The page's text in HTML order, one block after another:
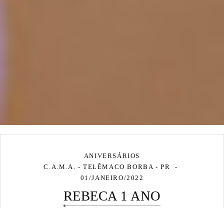
ANIVERSÁRIOS
C.A.M.A. - TELÊMACO BORBA - PR
01/JANEIRO/2022
REBECA 1 ANO